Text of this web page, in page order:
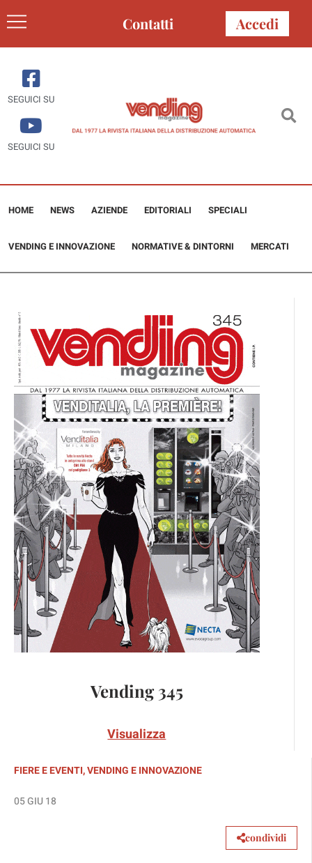
Contatti Accedi
SEGUICI SU
SEGUICI SU
HOME NEWS AZIENDE EDITORIALI SPECIALI
VENDING E INNOVAZIONE NORMATIVE & DINTORNI MERCATI
Vending 345
Visualizza
FIERE E EVENTI,VENDING E INNOVAZIONE
05 GIU 18
condividi